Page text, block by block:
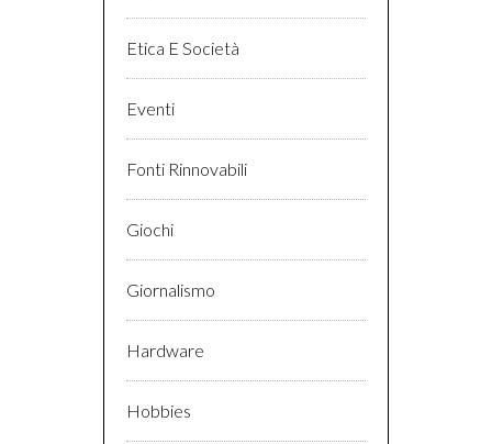
Etica E Società
Eventi
Fonti Rinnovabili
Giochi
Giornalismo
Hardware
Hobbies